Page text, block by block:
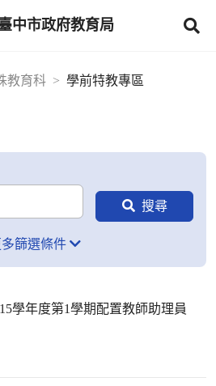
中市政府教育局
教育科 學前特教專區
多篩選條件
學年度第1學期配置教師助理員